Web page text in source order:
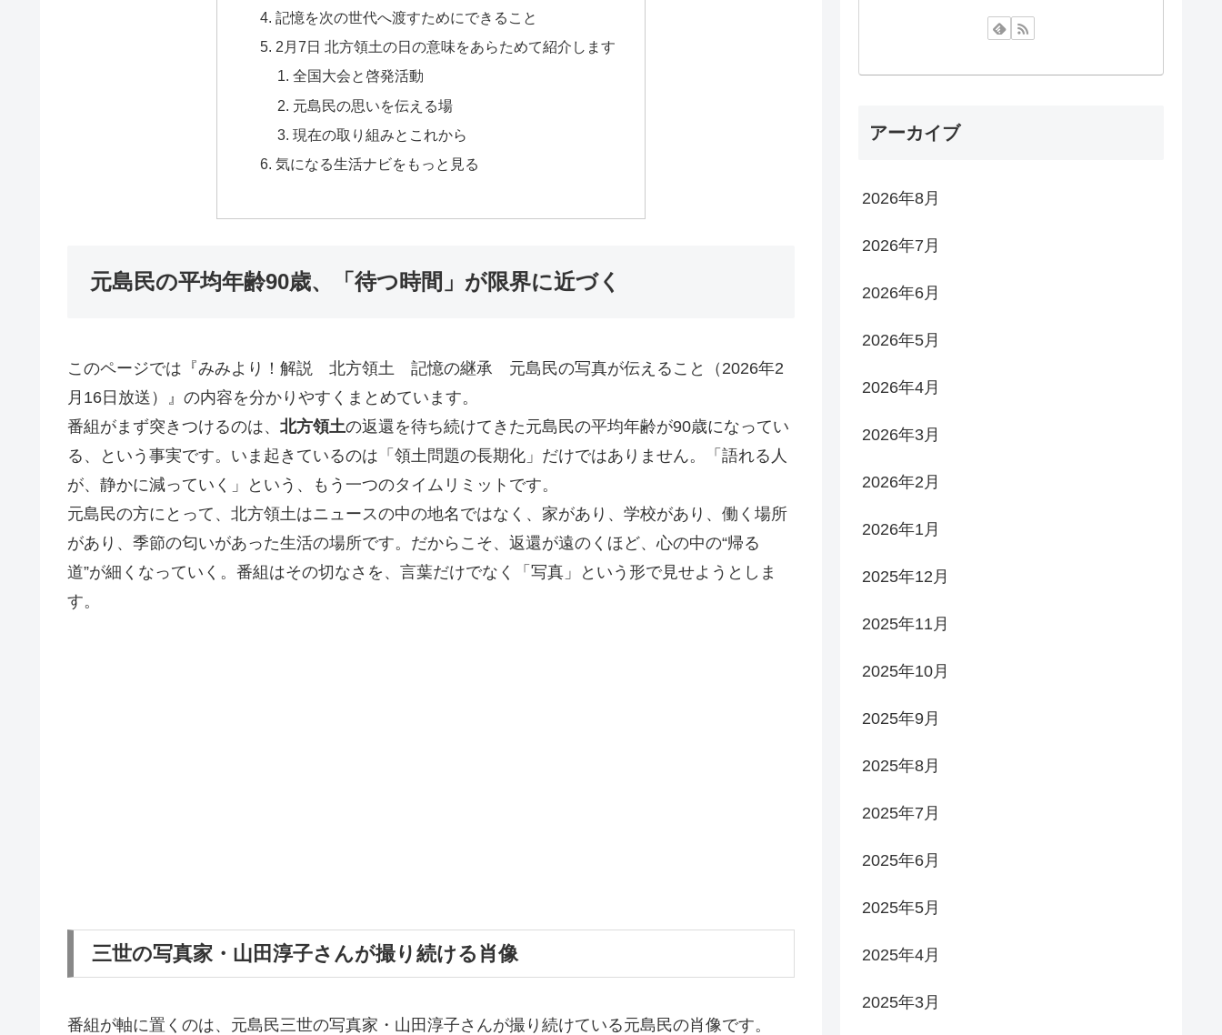
記憶を次の世代へ渡すためにできること
2月7日 北方領土の日の意味をあらためて紹介します
全国大会と啓発活動
元島民の思いを伝える場
現在の取り組みとこれから
気になる生活ナビをもっと見る
元島民の平均年齢90歳、「待つ時間」が限界に近づく
このページでは『みみより！解説 北方領土 記憶の継承 元島民の写真が伝えること（2026年2
月16日放送）』の内容を分かりやすくまとめています。
番組がまず突きつけるのは、 北方領土の返還を待ち続けてきた元島民の平均年齢が90歳になってい
る、という事実です。いま起きているのは「領土問題の長期化」だけではありません。「語れる人
が、静かに減っていく」という、もう一つのタイムリミットです。
元島民の方にとって、北方領土はニュースの中の地名ではなく、家があり、学校があり、働く場所
があり、季節の匂いがあった生活の場所です。だからこそ、返還が遠のくほど、心の中の“帰る
道”が細くなっていく。番組はその切なさを、言葉だけでなく「写真」という形で見せようとしま
す。
三世の写真家・山田淳子さんが撮り続ける肖像
番組が軸に置くのは、元島民三世の写真家・山田淳子さんが撮り続けている元島民の肖像です。
アーカイブ
2026年8月
2026年7月
2026年6月
2026年5月
2026年4月
2026年3月
2026年2月
2026年1月
2025年12月
2025年11月
2025年10月
2025年9月
2025年8月
2025年7月
2025年6月
2025年5月
2025年4月
2025年3月